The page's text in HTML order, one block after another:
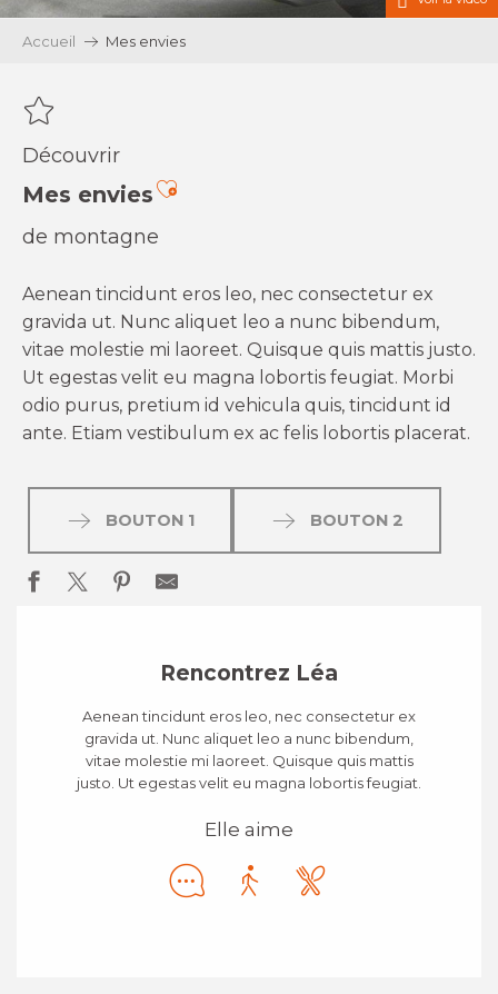
Accueil Mes envies
Découvrir
Mes enviesAjouter aux favoris
de montagne
Aenean tincidunt eros leo, nec consectetur ex
gravida ut. Nunc aliquet leo a nunc bibendum,
vitae molestie mi laoreet. Quisque quis mattis justo.
Ut egestas velit eu magna lobortis feugiat. Morbi
odio purus, pretium id vehicula quis, tincidunt id
ante. Etiam vestibulum ex ac felis lobortis placerat.
BOUTON 1 BOUTON 2
Rencontrez Léa
Aenean tincidunt eros leo, nec consectetur ex
gravida ut. Nunc aliquet leo a nunc bibendum,
vitae molestie mi laoreet. Quisque quis mattis
justo. Ut egestas velit eu magna lobortis feugiat.
Elle aime